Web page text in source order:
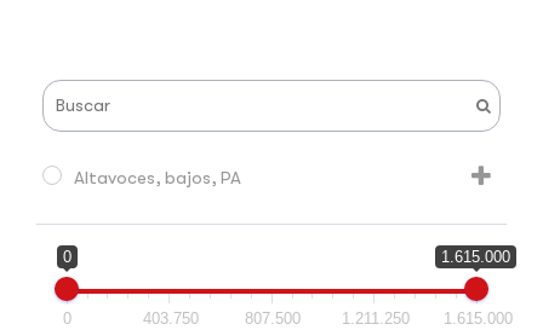
Altavoces, bajos, PA
0 1.615.000
0 403.750 807.500 1.211.250 1.615.000